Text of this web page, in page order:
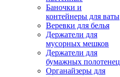
Баночки и
контейнеры для ваты
Веревки для белья
Держатели для
мусорных мешков
Держатели для
бумажных полотенец
Органайзеры для